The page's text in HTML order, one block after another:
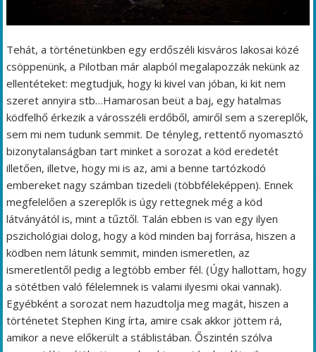
Tehát, a történetünkben egy erdőszéli kisváros lakosai közé
csöppenünk, a Pilotban már alapból megalapozzák nekünk az
ellentéteket: megtudjuk, hogy ki kivel van jóban, ki kit nem
szeret annyira stb…Hamarosan beüt a baj, egy hatalmas
ködfelhő érkezik a városszéli erdőből, amiről sem a szereplők,
sem mi nem tudunk semmit. De tényleg, rettentő nyomasztó
bizonytalanságban tart minket a sorozat a köd eredetét
illetően, illetve, hogy mi is az, ami a benne tartózkodó
embereket nagy számban tizedeli (többféleképpen). Ennek
megfelelően a szereplők is úgy rettegnek még a köd
látványától is, mint a tűztől. Talán ebben is van egy ilyen
pszichológiai dolog, hogy a köd minden baj forrása, hiszen a
ködben nem látunk semmit, minden ismeretlen, az
ismeretlentől pedig a legtöbb ember fél. (Úgy hallottam, hogy
a sötétben való félelemnek is valami ilyesmi okai vannak).
Egyébként a sorozat nem hazudtolja meg magát, hiszen a
történetet Stephen King írta, amire csak akkor jöttem rá,
amikor a neve előkerült a stáblistában. Őszintén szólva